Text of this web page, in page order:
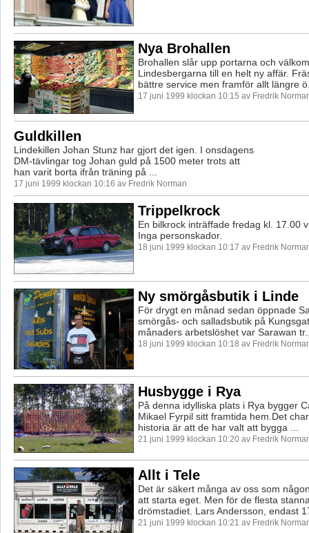
Nya Brohallen
Brohallen slår upp portarna och
Lindesbergarna till en helt ny affär.
bättre service men framför allt längre
17 juni 1999 klockan 10:15 av Fredrik
Guldkillen
Lindekillen Johan Stunz har gjort det igen. I onsdagens
DM-tävlingar tog Johan guld på 1500 meter trots att
han varit borta ifrån träning på ...
17 juni 1999 klockan 10:16 av Fredrik Norman
Trippelkrock
En bilkrock inträffade fredag kl. 17.00
Inga personskador.
18 juni 1999 klockan 10:17 av Fredrik
Ny smörgåsbutik i Linde
För drygt en månad sedan öppnade
smörgås- och salladsbutik på
månaders arbetslöshet var Sarawan
18 juni 1999 klockan 10:18 av Fredrik
Husbygge i Rya
På denna idylliska plats i Rya bygger
Mikael Fyrpil sitt framtida hem.Det
historia är att de har valt att bygga ...
21 juni 1999 klockan 10:20 av Fredrik
Allt i Tele
Det är säkert många av oss som
att starta eget. Men för de flesta
drömstadiet. Lars Andersson, endast
21 juni 1999 klockan 10:21 av Fredrik